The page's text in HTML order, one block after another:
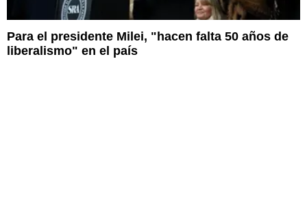
Para el presidente Milei, "hacen falta 50 años de
liberalismo" en el país